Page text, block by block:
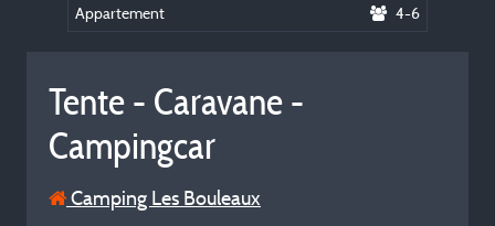
Appartement 4-6
Tente - Caravane -
Campingcar
Camping Les Bouleaux